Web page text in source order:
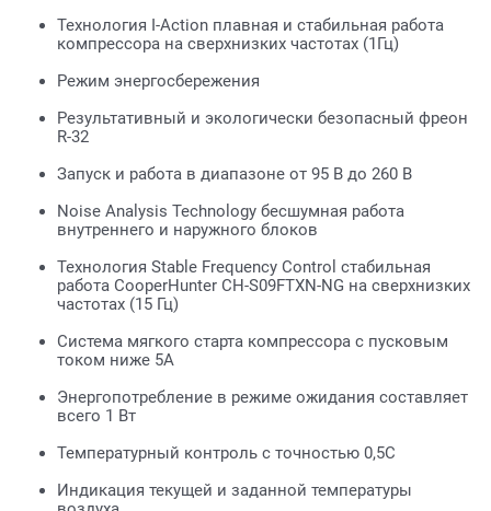
Технология I-Action плавная и стабильная работа
компрессора на сверхнизких частотах (1Гц)
Режим энергосбережения
Результативный и экологически безопасный фреон
R-32
Запуск и работа в диапазоне от 95 В до 260 В
Noise Analysis Technology бесшумная работа
внутреннего и наружного блоков
Технология Stable Frequency Control стабильная
работа CooperHunter CH-S09FTXN-NG на сверхнизких
частотах (15 Гц)
Система мягкого старта компрессора с пусковым
током ниже 5А
Энергопотребление в режиме ожидания составляет
всего 1 Вт
Температурный контроль с точностью 0,5C
Индикация текущей и заданной температуры